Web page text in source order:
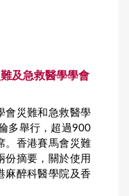
及急救醫學學會
會災難和急救醫學
多舉行，超過900
。香港賽馬會災難
份摘要，關於使用
麻醉科醫學院及香